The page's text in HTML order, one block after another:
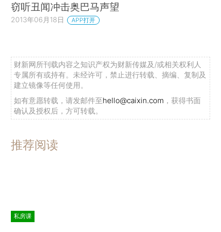
窃听丑闻冲击奥巴马声望
2013年06月18日 APP打开
财新网所刊载内容之知识产权为财新传媒及/或相关权利人
专属所有或持有。未经许可，禁止进行转载、摘编、复制及
建立镜像等任何使用。
如有意愿转载，请发邮件至hello@caixin.com ，获得书面
确认及授权后，方可转载。
推荐阅读
私房课